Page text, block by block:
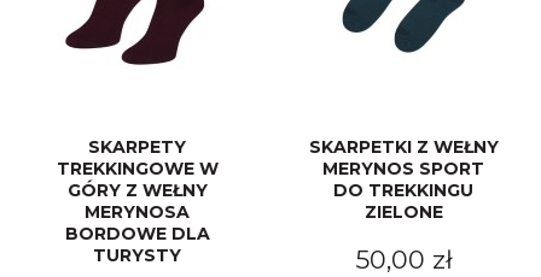
SKARPETY
TREKKINGOWE W
GÓRY Z WEŁNY
MERYNOSA
BORDOWE DLA
TURYSTY
SKARPETKI Z WEŁNY
MERYNOS SPORT
DO TREKKINGU
ZIELONE
50,00 zł